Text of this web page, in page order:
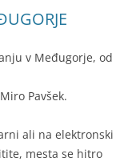
v Međugorje, od
Pavšek.
ali na elektronski
mesta se hitro